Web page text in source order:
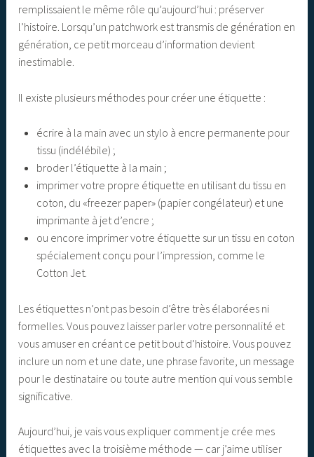
remplissaient le même rôle qu’aujourd’hui : préserver
l’histoire. Lorsqu’un patchwork est transmis de génération en
génération, ce petit morceau d’information devient
inestimable.
Il existe plusieurs méthodes pour créer une étiquette :
écrire à la main avec un stylo à encre permanente pour
tissu (indélébile) ;
broder l’étiquette à la main ;
imprimer votre propre étiquette en utilisant du tissu en
coton, du «freezer paper» (papier congélateur) et une
imprimante à jet d’encre ;
ou encore imprimer votre étiquette sur un tissu en coton
spécialement conçu pour l’impression, comme le
Cotton Jet.
Les étiquettes n’ont pas besoin d’être très élaborées ni
formelles. Vous pouvez laisser parler votre personnalité et
vous amuser en créant ce petit bout d’histoire. Vous pouvez
inclure un nom et une date, une phrase favorite, un message
pour le destinataire ou toute autre mention qui vous semble
significative.
Aujourd’hui, je vais vous expliquer comment je crée mes
étiquettes avec la troisième méthode — car j’aime utiliser